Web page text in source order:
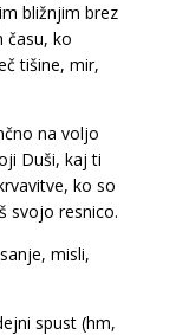
bližnjim brez
času, ko
tišine, mir,
na voljo
Duši, kaj ti
ko so
svojo resnico.
misli,
spust (hm,